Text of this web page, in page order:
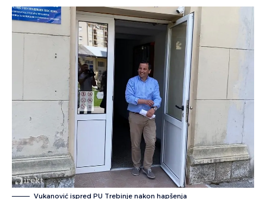
Vukanović ispred PU Trebinje nakon hapšenja